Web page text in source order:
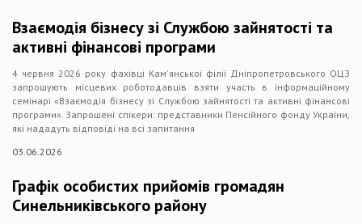
Взаємодія бізнесу зі Службою зайнятості та
активні фінансові програми
4 червня 2026 року фахівці Кам'янської філії Дніпропетровського ОЦЗ
запрошують місцевих роботодавців взяти участь в інформаційному
семінарі «Взаємодія бізнесу зі Службою зайнятості та активні фінансові
програми». Запрошені спікери: представники Пенсійного фонду України,
які нададуть відповіді на всі запитання
03.06.2026
Графік особистих прийомів громадян
Синельниківського району